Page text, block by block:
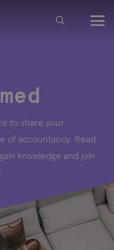
to share your
of accountancy. Read
knowledge and join